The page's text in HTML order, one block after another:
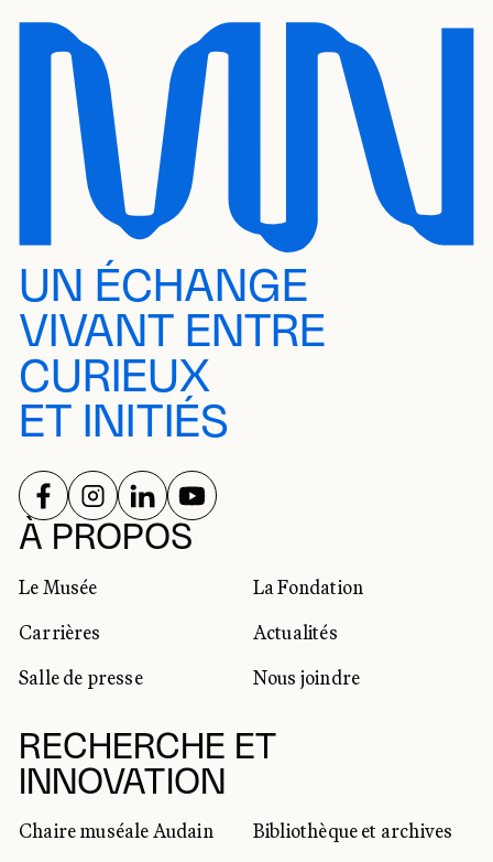
UN ÉCHANGE
VIVANT ENTRE
CURIEUX
ET INITIÉS
À PROPOS
Le Musée
La Fondation
Carrières
Actualités
Salle de presse
Nous joindre
RECHERCHE ET
INNOVATION
Chaire muséale Audain
Bibliothèque et archives
RÉSEAUX SOCIAUX
SUIVEZ-NOUS SUR
SUIVEZ-NOUS SUR
SUIVEZ-NOUS SUR
SUIVEZ-NOUS SUR